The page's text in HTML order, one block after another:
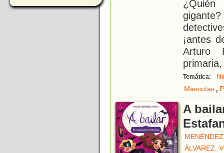
¡antes
Arturo
Temática:
Mascotas,
A
ÁLVAREZ,